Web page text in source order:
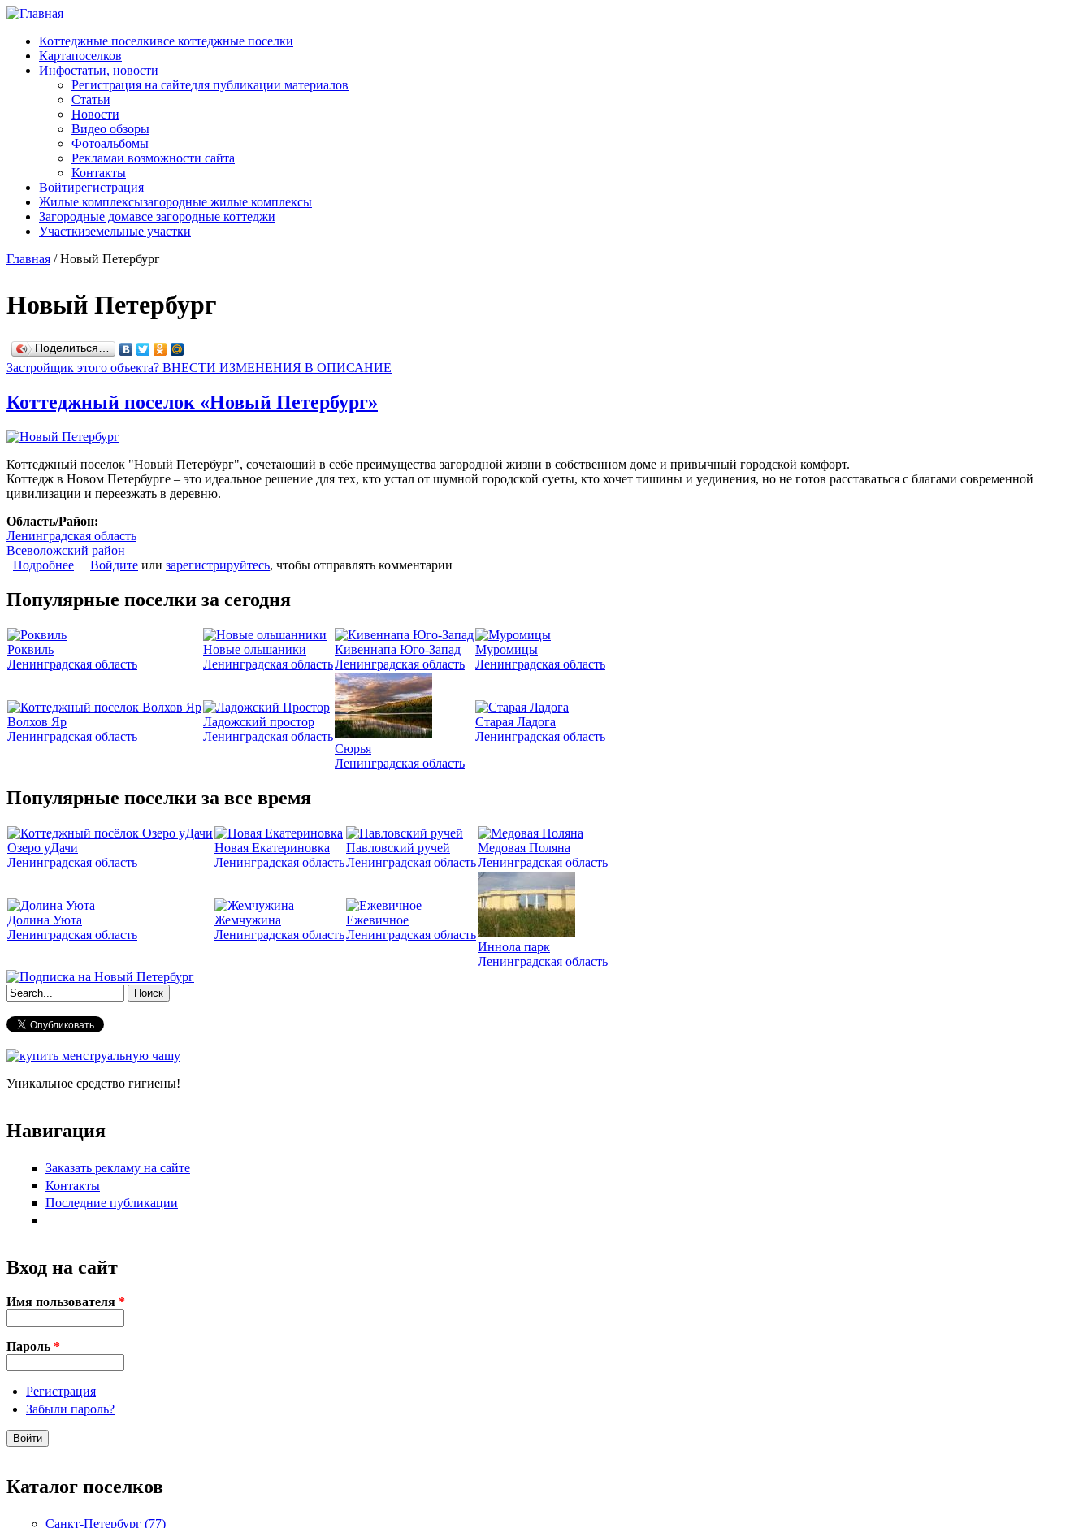
Перейти к основному содержанию
Коттеджные поселкивсе коттеджные поселки
Картапоселков
Инфостатьи, новости
Регистрация на сайтедля публикации материалов
Статьи
Новости
Видео обзоры
Фотоальбомы
Рекламаи возможности сайта
Контакты
Войтирегистрация
Жилые комплексызагородные жилые комплексы
Загородные домавсе загородные коттеджи
Участкиземельные участки
Главная /Новый Петербург
Новый Петербург
Поделиться…
Застройщик этого объекта? ВНЕСТИ ИЗМЕНЕНИЯ В ОПИСАНИЕ
Коттеджный поселок «Новый Петербург»
Коттеджный поселок "Новый Петербург", сочетающий в себе преимущества загородной жизни в собственном доме и привычный городской комфорт.
Коттедж в Новом Петербурге – это идеальное решение для тех, кто устал от шумной городской суеты, кто хочет тишины и уединения, но не готов расставаться с благами современной
цивилизации и переезжать в деревню.
Область/Район:
Ленинградская область
Всеволожский район
Подробнее о Коттеджный поселок «Новый Петербург»
Войдите или зарегистрируйтесь, чтобы отправлять комментарии
Популярные поселки за сегодня
Роквиль
Ленинградская область
Новые ольшаники
Ленинградская область
Кивеннапа Юго-Запад
Ленинградская область
Муромицы
Ленинградская область
Волхов Яр
Ленинградская область
Ладожский простор
Ленинградская область
Сюрья
Ленинградская область
Старая Ладога
Ленинградская область
Популярные поселки за все время
Озеро уДачи
Ленинградская область
Новая Екатериновка
Ленинградская область
Павловский ручей
Ленинградская область
Медовая Поляна
Ленинградская область
Долина Уюта
Ленинградская область
Жемчужина
Ленинградская область
Ежевичное
Ленинградская область
Иннола парк
Ленинградская область
Форма поиска
Уникальное средство гигиены!
Навигация
Заказать рекламу на сайте
Контакты
Последние публикации
Вход на сайт
Имя пользователя *
Пароль *
Регистрация
Забыли пароль?
Каталог поселков
Санкт-Петербург (77)